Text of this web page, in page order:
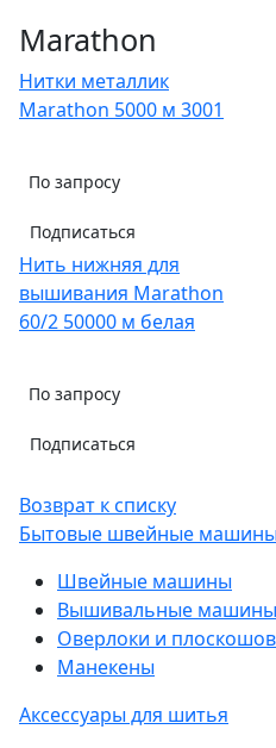
Marathon
Нитки металлик
Marathon 5000 м 3001
По запросу
Подписаться
Нить нижняя для
вышивания Marathon
60/2 50000 м белая
По запросу
Подписаться
Возврат к списку
Бытовые швейные машины
Швейные машины
Вышивальные машины
Оверлоки и
Манекены
Аксессуары для шитья